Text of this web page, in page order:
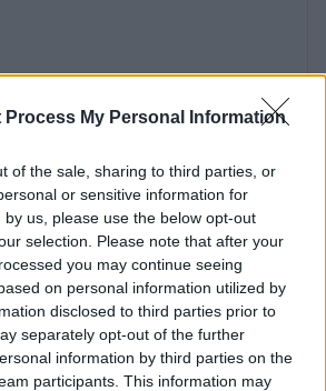
Process My Personal Information
of the sale, sharing to third parties, or
or sensitive information for
us, please use the below opt-out
selection. Please note that after your
you may continue seeing
on personal information utilized by
disclosed to third parties prior to
separately opt-out of the further
information by third parties on the
participants. This information may